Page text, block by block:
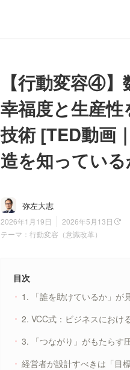
【行動変容④
幸福度と生産
技術 [TED動画
造を知ってい
弥左大志
2026年1月19日
2026年5月13日
テーマ： 行動変容（意識改革）
目次
1. 「誰を助けているか」が
2. VCC式：ビジネスにおけ
3. 「つながり」がもたらす
経営者が設計すべきは「目